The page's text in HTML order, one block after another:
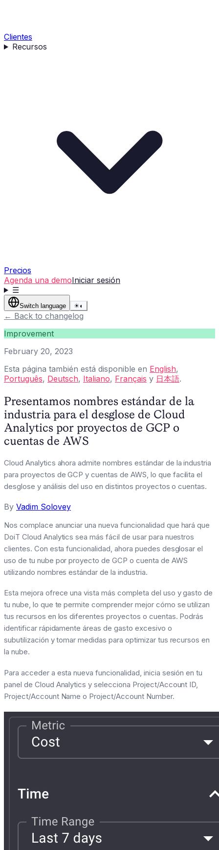
Clientes
Recursos
Precios
Agenda una demoIniciar sesión
☰
Switch language ☀◐
← Back to changelog
Improvement
February 20, 2023
Esta página también está disponible en English,
Português, Deutsch, Italiano, Français y 日本語.
Presentamos nombres estándar de la
industria para el desglose de Cloud
Analytics por proyectos de GCP o
cuentas de AWS
Cloud Analytics ahora admite nombres estándar de la industria
para proyectos de GCP y cuentas de AWS, lo que facilita el
desglose y análisis del uso en distintos proyectos o cuentas.
By Vadim Solovey
Nos complace anunciar una nueva funcionalidad que hará que
DoiT Cloud Analytics sea más fácil de usar para nuestros
clientes. Con esta funcionalidad, ahora puedes desglosar el
uso de tu nube por proyecto de GCP o cuenta de AWS
utilizando nombres estándar de la industria.
Esta mejora ofrece una vista más completa del uso y gasto de
tu nube, lo que te permite comprender mejor cómo se utilizan
tus recursos en los diferentes proyectos o cuentas. Podrás
identificar rápidamente áreas de gasto excesivo o
subutilización y tomar medidas para optimizar tus recursos en
la nube.
Para acceder a esta nueva funcionalidad, inicia sesión en tu
panel de Cloud Analytics y selecciona Project/Account ID,
Project/Account Name o Project/Account Number.